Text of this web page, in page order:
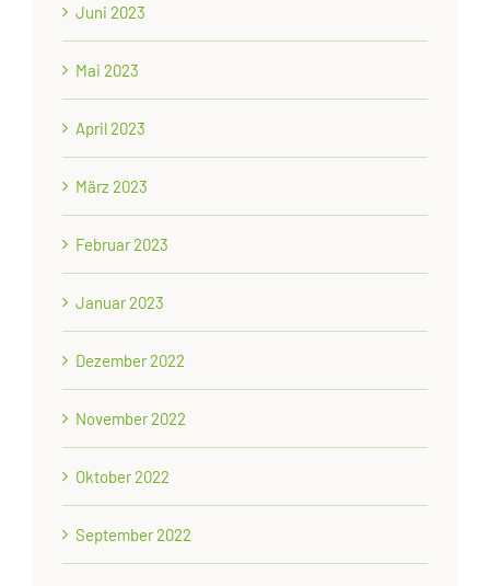
Juni 2023
Mai 2023
April 2023
März 2023
Februar 2023
Januar 2023
Dezember 2022
November 2022
Oktober 2022
September 2022